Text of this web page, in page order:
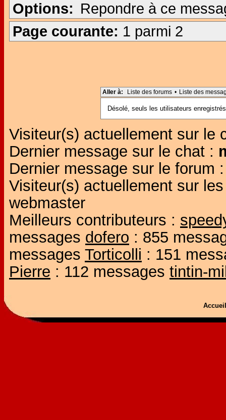
Options: Repondre à ce
Page courante: 1 parmi 2
Aller à: Liste des forums • Liste des
Désolé, seuls les utilisateurs
Visiteur(s) actuellement sur le
Dernier message sur le chat :
Dernier message sur le forum
Visiteur(s) actuellement sur
webmaster
Meilleurs contributeurs :
messages dofero : 855
messages Torticolli : 151
Pierre : 112 messages tintin-